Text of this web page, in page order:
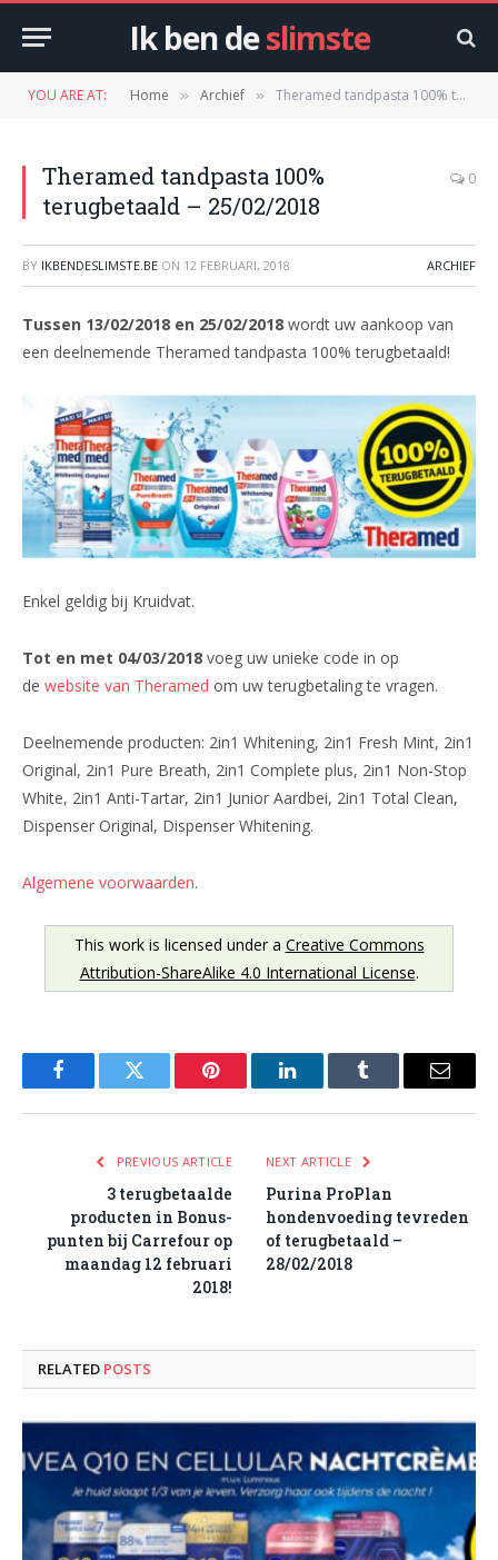
Ik ben deslimste
YOU ARE AT: Home » Archief » Theramed tandpasta 100% terugbetaald – 25/02/2018
Theramed tandpasta 100%
terugbetaald – 25/02/2018
0
BY IKBENDESLIMSTE.BE ON 12 FEBRUARI, 2018 ARCHIEF
Tussen 13/02/2018 en 25/02/2018 wordt uw aankoop van
een deelnemende Theramed tandpasta 100% terugbetaald!
Enkel geldig bij Kruidvat.
Tot en met 04/03/2018 voeg uw unieke code in op
de website van Theramed om uw terugbetaling te vragen.
Deelnemende producten: 2in1 Whitening, 2in1 Fresh Mint, 2in1
Original, 2in1 Pure Breath, 2in1 Complete plus, 2in1 Non-Stop
White, 2in1 Anti-Tartar, 2in1 Junior Aardbei, 2in1 Total Clean,
Dispenser Original, Dispenser Whitening.
Algemene voorwaarden.
This work is licensed under a Creative Commons
Attribution-ShareAlike 4.0 International License.
FacebookTwitter Pinterest LinkedInTumblr Email
PREVIOUS ARTICLE
3 terugbetaalde
producten in Bonus-
punten bij Carrefour op
maandag 12 februari
2018!
NEXT ARTICLE
Purina ProPlan
hondenvoeding tevreden
of terugbetaald –
28/02/2018
RELATED POSTS